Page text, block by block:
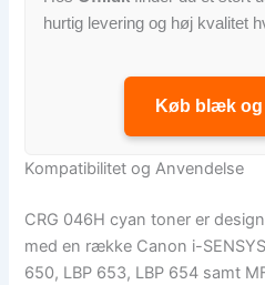
hurtig levering og høj kvalitet
Køb blæk og
Kompatibilitet og Anvendelse
CRG 046H cyan toner er
med en række Canon i-
650, LBP 653, LBP 654 samt